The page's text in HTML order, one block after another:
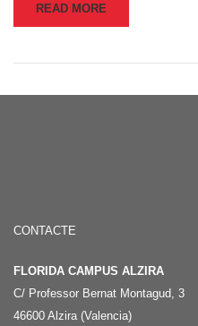
READ MORE
CONTACTE
FLORIDA CAMPUS ALZIRA
C/ Professor Bernat Montagud, 3
46600 Alzira (Valencia)